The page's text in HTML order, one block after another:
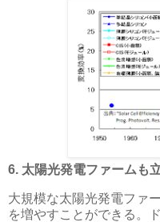
6. 太陽光発電ファームも
大規模な太陽光発電ファ
を増やすことができる。